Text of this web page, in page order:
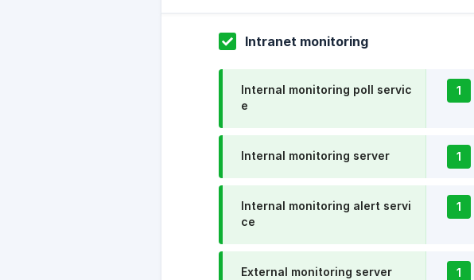
Intranet monitoring
Internal monitoring poll servic
e
1
Internal monitoring server 1
Internal monitoring alert servi
ce
1
External monitoring server 1